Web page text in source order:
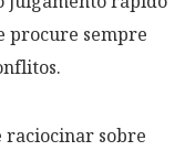
procure sempre
raciocinar sobre